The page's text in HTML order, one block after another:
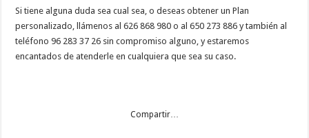
Si tiene alguna duda sea cual sea, o deseas obtener un Plan
personalizado, llámenos al 626 868 980 o al 650 273 886 y también al
teléfono 96 283 37 26 sin compromiso alguno, y estaremos
encantados de atenderle en cualquiera que sea su caso.
Compartir…